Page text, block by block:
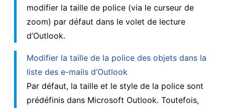
modifier la taille de police (via le curseur de
zoom) par défaut dans le volet de lecture
d’Outlook.
Modifier la taille de la police des objets dans la
liste des e-mails d’Outlook
Par défaut, la taille et le style de la police sont
prédéfinis dans Microsoft Outlook. Toutefois,